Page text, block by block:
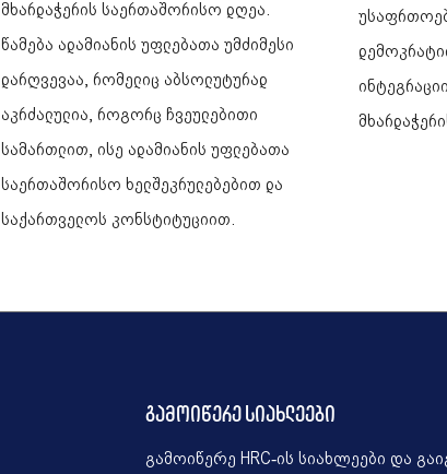
მხარდაჭერის საერთაშორისო დღეა.
წამება ადამიანის უფლებათა უმძიმესი
დარღვევაა, რომელიც აბსოლუტურად
აკრძალულია, როგორც ჩვეულებითი
სამართლით, ისე ადამიანის უფლებათა
საერთაშორისო ხელშეკრულებებით და
საქართველოს კონსტიტუციით.
გამოიწერე სიახლეები
გამოიწერე HRC-ის სიახლეები და